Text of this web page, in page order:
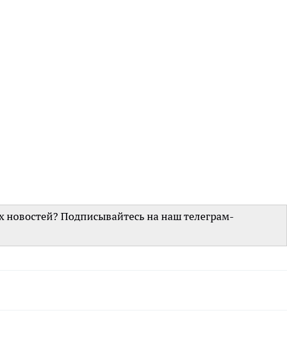
новостей? Подписывайтесь на наш телеграм-